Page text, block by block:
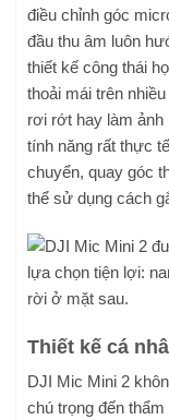
điều chỉnh góc
đầu thu âm luôn
thiết kế công thái
thoải mái trên
rơi rớt hay làm
tính năng rất thực
chuyển, quay góc
thể sử dụng cách
Thiết kế cá
DJI Mic Mini 2
chú trọng đến